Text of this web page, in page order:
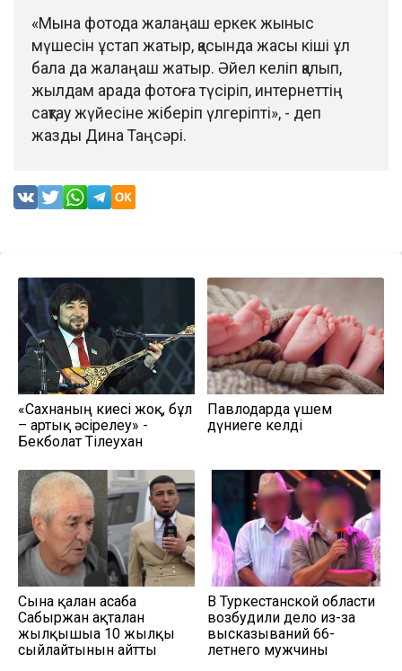
«Мына фотода жалаңаш еркек жыныс
мүшесін ұстап жатыр, қасында жасы кіші ұл
бала да жалаңаш жатыр. Әйел келіп қалып,
жылдам арада фотоға түсіріп, интернеттің
сақтау жүйесіне жіберіп үлгеріпті», - деп
жазды Дина Таңсәрі.
«Сахнаның киесі жоқ, бұл
– артық әсірелеу» -
Бекболат Тілеухан
Павлодарда үшем
дүниеге келді
Сынға қалған асаба
Сабыржан ақталған
жылқышыға 10 жылқы
сыйлайтынын айтты
В Туркестанской области
возбудили дело из-за
высказываний 66-
летнего мужчины